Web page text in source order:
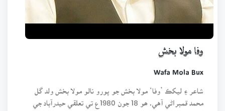
وفا مولا بخش
Wafa Mola Bux
شاعر ۽ ليکڪ ’وفا‘ مولا بخش جو پورو نالو مولا بخش ولد گل
محمد قمبراڻي آهي. ھو 18 جون 1980ع تي تعلقي حيدرآباد جي